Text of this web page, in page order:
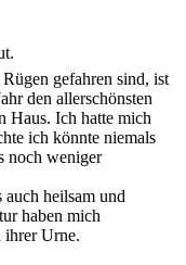
gefahren sind, ist
den allerschönsten
Haus. Ich hatte mich
ich könnte niemals
noch weniger
heilsam und
haben mich
ihrer Urne.